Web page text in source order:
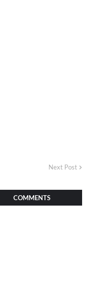
Next Post
COMMENTS